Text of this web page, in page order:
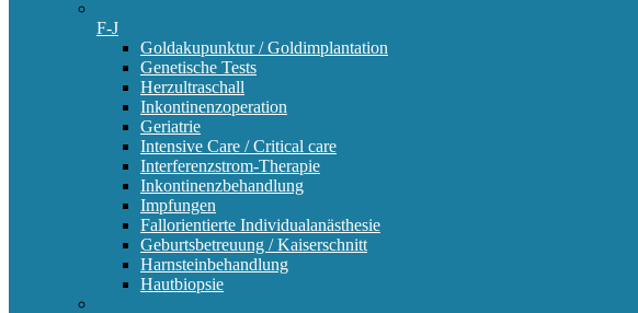
F-J
Goldakupunktur / Goldimplantation
Genetische Tests
Herzultraschall
Inkontinenzoperation
Geriatrie
Intensive Care / Critical care
Interferenzstrom-Therapie
Inkontinenzbehandlung
Impfungen
Fallorientierte Individualanästhesie
Geburtsbetreuung / Kaiserschnitt
Harnsteinbehandlung
Hautbiopsie